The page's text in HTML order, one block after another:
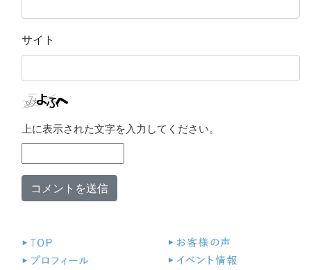
サイト
上に表示された文字を入力してください。